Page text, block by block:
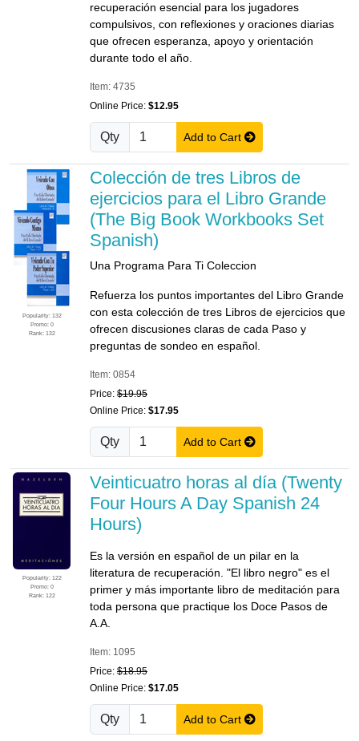
recuperación esencial para los jugadores
compulsivos, con reflexiones y oraciones diarias
que ofrecen esperanza, apoyo y orientación
durante todo el año.
Item: 4735
Online Price: $12.95
Qty Add to Cart
Popularity: 132
Promo: 0
Rank: 132
Colección de tres Libros de
ejercicios para el Libro Grande
(The Big Book Workbooks Set
Spanish)
Una Programa Para Ti Coleccion
Refuerza los puntos importantes del Libro Grande
con esta colección de tres Libros de ejercicios que
ofrecen discusiones claras de cada Paso y
preguntas de sondeo en español.
Item: 0854
Price: $19.95
Online Price: $17.95
Qty Add to Cart
Popularity: 122
Promo: 0
Rank: 122
Veinticuatro horas al día (Twenty
Four Hours A Day Spanish 24
Hours)
Es la versión en español de un pilar en la
literatura de recuperación. "El libro negro" es el
primer y más importante libro de meditación para
toda persona que practique los Doce Pasos de
A.A.
Item: 1095
Price: $18.95
Online Price: $17.05
Qty Add to Cart